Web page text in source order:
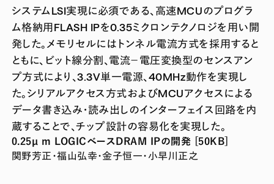
システムLSI実現に必須である、高速MCUのプログラ
ム格納用FLASH IPを0.35ミクロンテクノロジを用い開
発した。メモリセルにはトンネル電流方式を採用すると
ともに、ビット線分割、電流－電圧変換型のセンスアン
プ方式により、3.3V単一電源、40MHz動作を実現し
た。シリアルアクセス方式およびMCUアクセスによる
データ書き込み・読み出しのインターフェイス回路を内
蔵することで、チップ設計の容易化を実現した。
0.25µ m LOGICベースDRAM IPの開発 [50KB]
関野芳正・福山弘幸・金子恒一・小早川正之